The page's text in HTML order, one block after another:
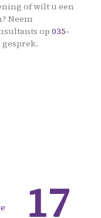
of wilt u een
Neem
op 035-
17